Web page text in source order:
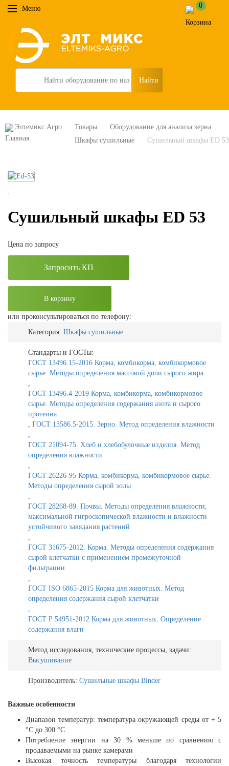
Меню 0
Search
Элтемикс Агро Товары
Оборудование для анализа зерна
Шкафы сушильные
Сушильный шкафы ED 53
Сушильный шкафы ED 53
Цена по запросу
Запросить КП
В корзину
или проконсультироваться по телефону:
Категория: Шкафы сушильные
Стандарты и ГОСТы:
ГОСТ 13496.15-2016 Корма, комбикорма, комбикормовое
сырье. Методы определения массовой доли сырого жира
ГОСТ 13496.4-2019 Корма, комбикорма, комбикормовое
сырье. Методы определения содержания азота и сырого
протеина
ГОСТ 13586.5-2015. Зерно. Метод определения влажности
ГОСТ 21094-75. Хлеб и хлебобулочные изделия. Метод
определения влажности
ГОСТ 26226-95 Корма, комбикорма, комбикормовое сырье.
Методы определения сырой золы
ГОСТ 28268-89. Почвы. Методы определения влажности,
максимальной гигроскопической влажности и влажности
устойчивого завядания растений
ГОСТ 31675-2012. Корма. Методы определения содержания
сырой клетчатки с применением промежуточной
фильтрации
ГОСТ ISO 6865-2015 Корма для животных. Метод
определения содержания сырой клетчатки
ГОСТ Р 54951-2012 Корма для животных. Определение
содержания влаги
Метод исследования, технические процессы, задачи:
Высушивание
Производитель: Сушильные шкафы Binder
Важные особенности
Диапазон температур: температура окружающей среды от + 5
°C до 300 °C
Потребление энергии на 30 % меньше по сравнению с
продаваемыми на рынке камерами
Высокая точность температуры благодаря технологии